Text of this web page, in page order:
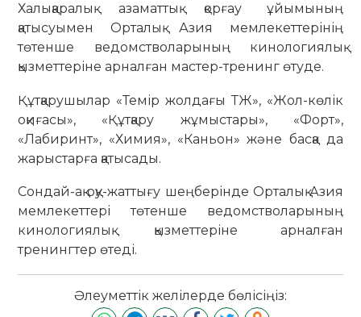
Халықаралық азаматтық қорғау ұйымының
қатысуымен Орталық Азия мемлекеттерінің
төтенше ведомстволарының кинологиялық
қызметтеріне арналған мастер-тренинг өтуде.
Құтқарушылар «Темір жолдағы ТЖ», «Жол-көлік
оқиғасы», «Құтқару жұмыстары», «Форт»,
«Лабиринт», «Химия», «Каньон» және басқа да
жарыстарға қатысады.
Сондай-ақ оқу-жаттығу шеңберінде Орталық Азия
мемлекеттері төтенше ведомстволарының
кинологиялық қызметтеріне арналған
тренингтер өтеді.
Әлеуметтік желілерде бөлісіңіз: